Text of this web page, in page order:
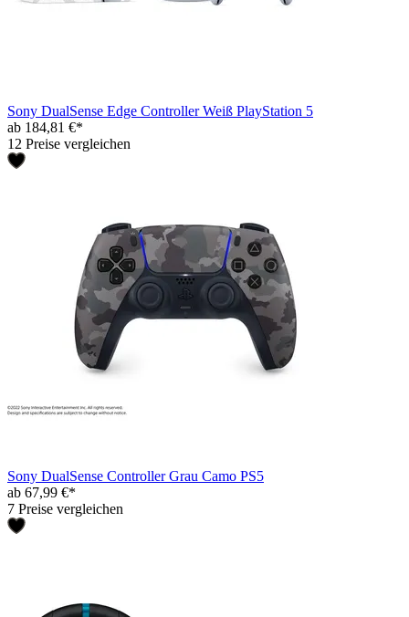
Sony DualSense Edge Controller Weiß PlayStation 5
ab 184,81 €*
12 Preise vergleichen
Sony DualSense Controller Grau Camo PS5
ab 67,99 €*
7 Preise vergleichen